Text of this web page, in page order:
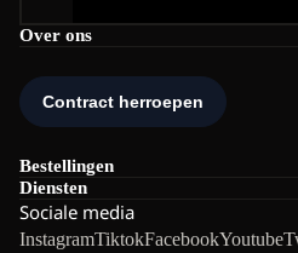
Over ons
Bestellingen
Diensten
Sociale media
InstagramTiktokFacebookYoutube